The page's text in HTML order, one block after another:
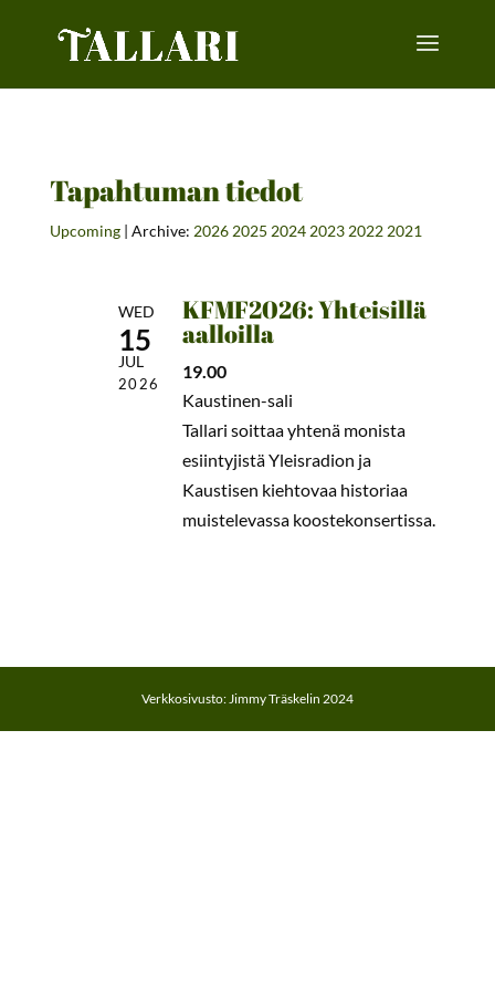
Tapahtuman tiedot
Upcoming| Archive: 2026 2025 2024 2023 2022 2021
WED
15
JUL
2026
KFMF2026: Yhteisillä
aalloilla
19.00
Kaustinen-sali
Tallari soittaa yhtenä monista
esiintyjistä Yleisradion ja
Kaustisen kiehtovaa historiaa
muistelevassa koostekonsertissa.
Verkkosivusto: Jimmy Träskelin 2024